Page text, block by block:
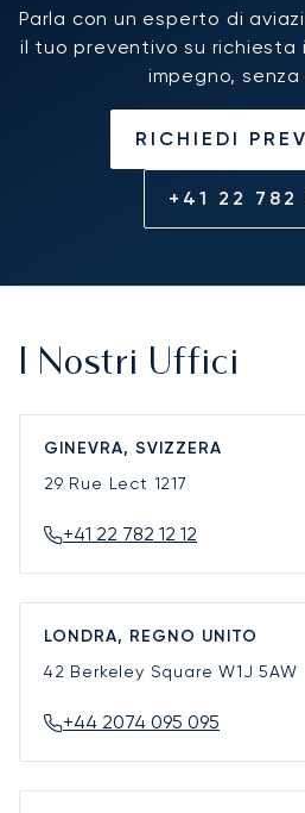
Parla con un esperto di
il tuo preventivo su richiesta
impegno,
RICHIEDI
+41 22 782
I Nostri Uffici
GINEVRA, SVIZZERA
29 Rue Lect 1217
+41 22 782 12 12
LONDRA, REGNO UNITO
42 Berkeley SquareW1J 5AW
+44 2074 095 095